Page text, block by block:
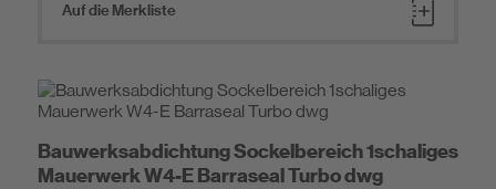
Auf die Merkliste
Bauwerksabdichtung Sockelbereich 1schaliges
Mauerwerk W4-E Barraseal Turbo dwg